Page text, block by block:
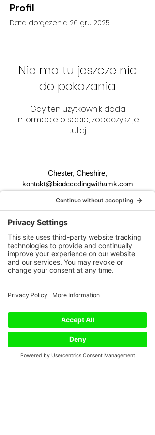
Profil
Data dołączenia 26 gru 2025
Nie ma tu jeszcze nic
do pokazania
Gdy ten użytkownik doda
informacje o sobie, zobaczysz je
tutaj.
Chester, Cheshire,
kontakt@biodecodingwithamk.com
Pon. - pt.: 9:00 - 18:00
Sobota: 9:00 - 15:00
First Name
Last Name
Email
Phone Email